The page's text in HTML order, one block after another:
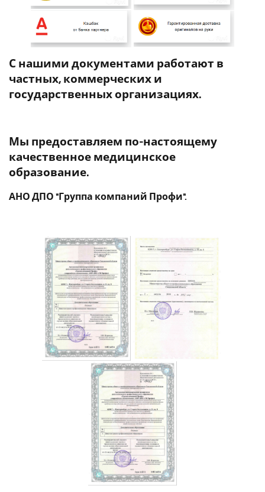
С нашими документами работают в
частных, коммерческих и
государственных организациях.
Мы предоставляем по-настоящему
качественное медицинское
образование.
АНО ДПО "Группа компаний Профи".